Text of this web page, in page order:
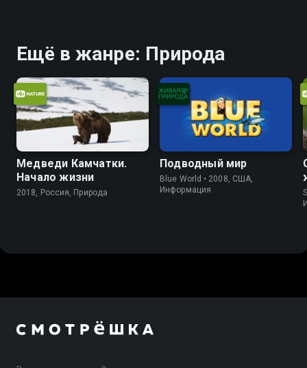
Ещё в жанре: Природа
Медведи Камчатки.
Начало жизни
2018, Россия, Природа
Подводный мир
Blue World • 2008, США,
Информация